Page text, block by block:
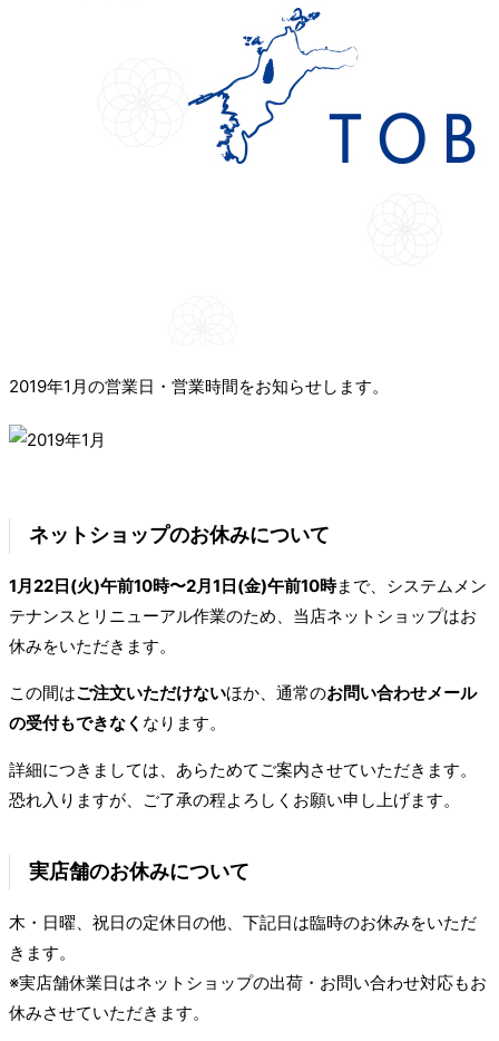
2019年1月の営業日・営業時間をお知らせします。
ネットショップのお休みについて
1月22日(火)午前10時〜2月1日(金)午前10時まで、システムメン
テナンスとリニューアル作業のため、当店ネットショップはお
休みをいただきます。
この間はご注文いただけないほか、通常のお問い合わせメール
の受付もできなく なります。
詳細につきましては、あらためてご案内させていただきます。
恐れ入りますが、ご了承の程よろしくお願い申し上げます。
実店舗のお休みについて
木・日曜、祝日の定休日の他、下記日は臨時のお休みをいただ
きます。
※実店舗休業日はネットショップの出荷・お問い合わせ対応もお
休みさせていただきます。